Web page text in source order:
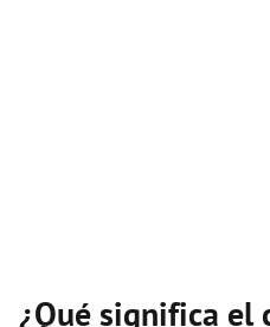
¿Qué significa el